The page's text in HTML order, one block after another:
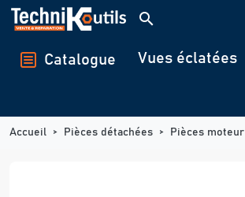
Panneau de gestion des cookies
search
Catalogue Vues éclatées
Accueil Pièces détachées Pièces moteur